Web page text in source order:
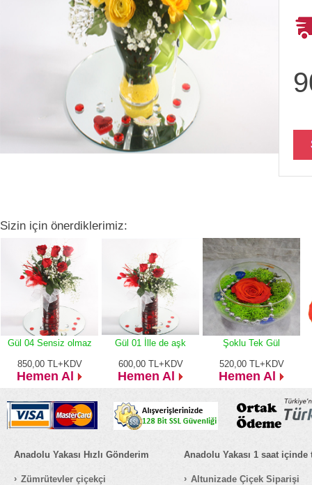
Sizin için önerdiklerimiz:
Gül 04 Sensiz olmaz
850,00 TL+KDV
Hemen Al
Gül 01 İlle de aşk
600,00 TL+KDV
Hemen Al
Şoklu Tek Gül
520,00 TL+KDV
Hemen Al
Anadolu Yakası Hızlı Gönderim
Zümrütevler çiçekçi
Anadolu Yakası 1 saat içinde
Altunizade Çiçek Siparişi